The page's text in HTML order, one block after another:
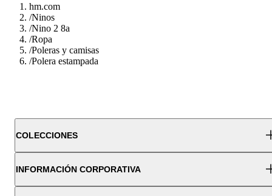
hm.com
/Ninos
/Nino 2 8a
/Ropa
/Poleras y camisas
/Polera estampada
COLECCIONES
INFORMACIÓN CORPORATIVA